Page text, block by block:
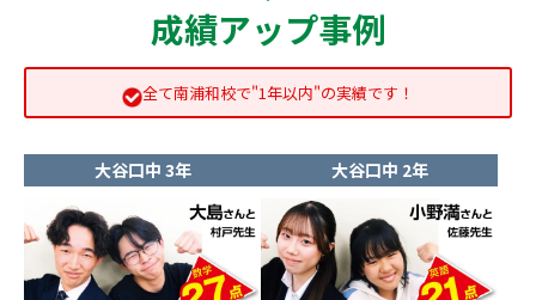
成績アップ事例
全て南浦和校で"1年以内"の実績です！
大谷口中 3年 大谷口中 2年